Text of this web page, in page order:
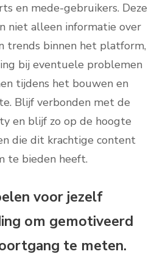
en mede-gebruikers. Deze
niet alleen informatie over
trends binnen het platform,
bij eventuele problemen
tijdens het bouwen en
Blijf verbonden met de
en blijf zo op de hoogte
die dit krachtige content
te bieden heeft.
voor jezelf
om gemotiveerd
te meten.